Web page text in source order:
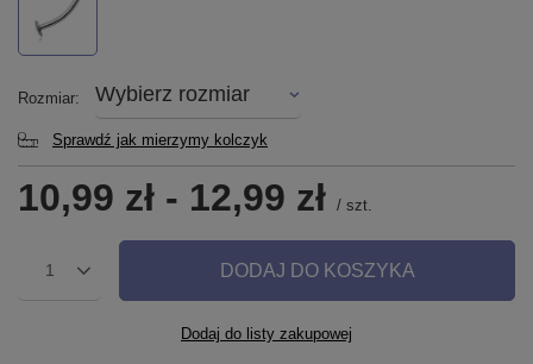
Rozmiar Wybierz rozmiar
Sprawdź jak mierzymy kolczyk
10,99 zł - 12,99 zł / szt.
1 DODAJ DO KOSZYKA
Dodaj do listy zakupowej